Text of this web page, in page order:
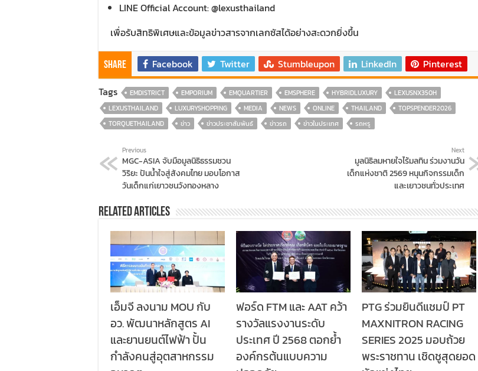
LINE Official Account: @lexusthailand
เพื่อรับสิทธิพิเศษและข้อมูลข่าวสารจากเลกซัสได้อย่างสะดวกยิ่งขึ้น
Share Facebook Twitter Stumbleupon LinkedIn
Pinterest
Tags
EMDISTRICT EMPORIUM EMQUARTIER EMSPHERE HYBRIDLUXURY
LEXUSNX350H
LEXUSTHAILAND
LUXURYSHOPPING MEDIA NEWS ONLINE THAILAND
TOPSPENDER2026
TORQUETHAILAND
ข่าว ข่าวประชาสัมพันธ์ ข่าวรถ ข่าวในประเทศ รถหรู
Previous
MGC-ASIA จับมือมูลนิธิธรรมชวน
วิริยะ ปันน้ำใจสู่สังคมไทย มอบโอกาส
วันเด็กแก่เยาวชนวังทองหลาง
Next
มูลนิธิลมหายใจไร้มลทิน ร่วมงานวัน
เด็กแห่งชาติ 2569 หนุนกิจกรรมเด็ก
และเยาวชนทั่วประเทศ
Related Articles
เอ็มจี ลงนาม MOU กับ
อว. พัฒนาหลักสูตร AI
และยานยนต์ไฟฟ้า ปั้น
กำลังคนสู่อุตสาหกรรม
ฟอร์ด FTM และ AAT คว้า
รางวัลแรงงานระดับ
ประเทศ ปี 2568 ตอกย้ำ
องค์กรต้นแบบความ
PTG ร่วมยินดีแชมป์ PT
MAXNITRON RACING
SERIES 2025 มอบถ้วย
พระราชทาน เชิดชูสุดยอด